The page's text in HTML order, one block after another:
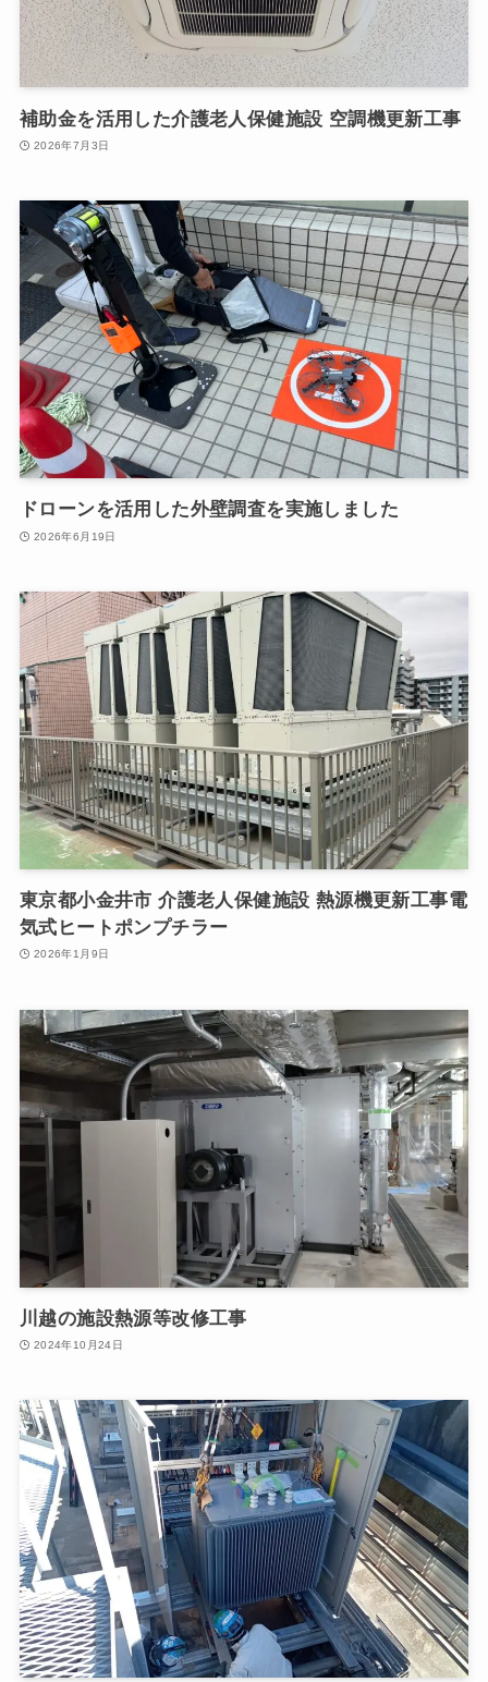
補助金を活用した介護老人保健施設 空調機更新工事
2026年7月3日
ドローンを活用した外壁調査を実施しました
2026年6月19日
東京都小金井市 介護老人保健施設 熱源機更新工事電
気式ヒートポンプチラー
2026年1月9日
川越の施設熱源等改修工事
2024年10月24日